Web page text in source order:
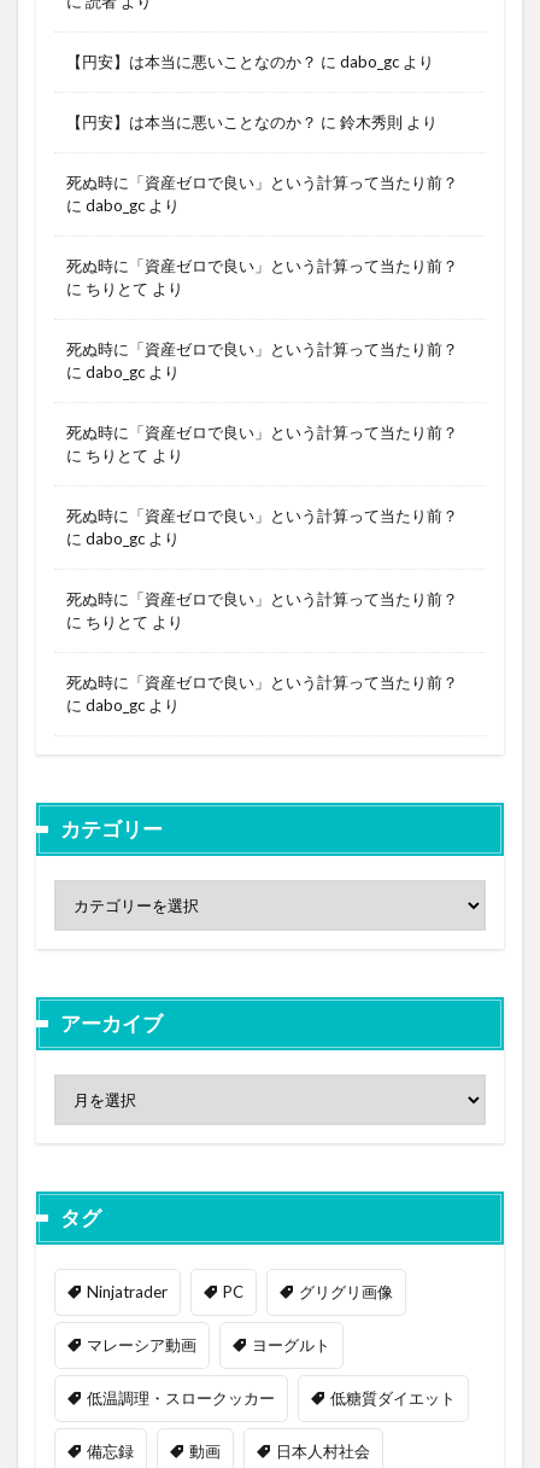
【円安】は本当に悪いことなのか？ に dabo_gc より
【円安】は本当に悪いことなのか？ に 鈴木秀則 より
死ぬ時に「資産ゼロで良い」という計算って当たり前？
に dabo_gc より
死ぬ時に「資産ゼロで良い」という計算って当たり前？
に ちりとて より
死ぬ時に「資産ゼロで良い」という計算って当たり前？
に dabo_gc より
死ぬ時に「資産ゼロで良い」という計算って当たり前？
に ちりとて より
死ぬ時に「資産ゼロで良い」という計算って当たり前？
に dabo_gc より
死ぬ時に「資産ゼロで良い」という計算って当たり前？
に ちりとて より
死ぬ時に「資産ゼロで良い」という計算って当たり前？
に dabo_gc より
カテゴリー
アーカイブ
タグ
Ninjatrader PC グリグリ画像
マレーシア動画 ヨーグルト
低温調理・スロークッカー 低糖質ダイエット
備忘録 動画 日本人村社会